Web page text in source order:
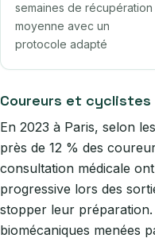
semaines de récupération
moyenne avec un
protocole adapté
Coureurs et cyclistes
En 2023 à Paris, selon
près de 12 % des
consultation médicale
progressive lors des
stopper leur
biomécaniques menées